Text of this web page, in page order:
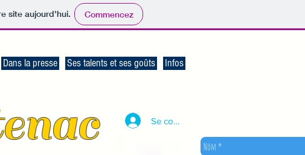
site aujourd'hui. Commencez
Dans la presse Ses talents et ses goûts Infos
Se connecter